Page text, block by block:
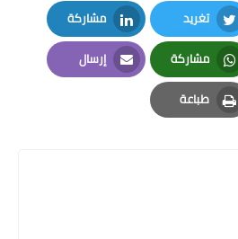
تغريد
Twitter
مشاركة
LinkedIn
مشاركة
Whatsapp
إرسال
Email
طباعة
Print